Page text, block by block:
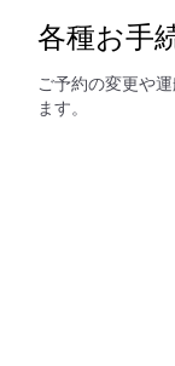
各種お手
ご予約の変更や
ます。